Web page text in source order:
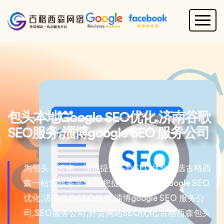
包头本地Google SEO优化,济南谷歌
SEO服务,淄博google SEO 服务公司
为包头、济南、淄博提供谷歌SEO优化就选古格西
森一站式服务平台,为您提供包头本地Google SEO
优化,济南谷歌SEO服务,淄博google SEO 服务公
司,SEO服务公司,外贸网站SEO优化,古格西森包头